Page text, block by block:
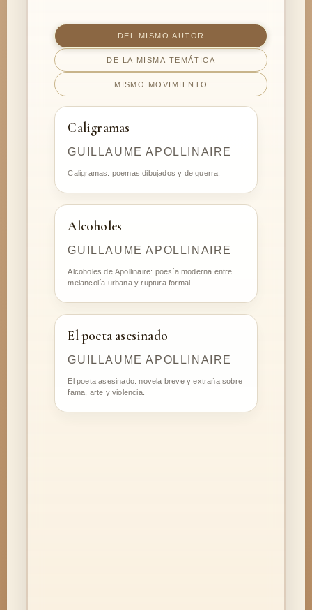
DEL MISMO AUTOR
DE LA MISMA TEMÁTICA
MISMO MOVIMIENTO
Caligramas
GUILLAUME APOLLINAIRE
Caligramas: poemas dibujados y de guerra.
Alcoholes
GUILLAUME APOLLINAIRE
Alcoholes de Apollinaire: poesía moderna entre
melancolía urbana y ruptura formal.
El poeta asesinado
GUILLAUME APOLLINAIRE
El poeta asesinado: novela breve y extraña sobre
fama, arte y violencia.